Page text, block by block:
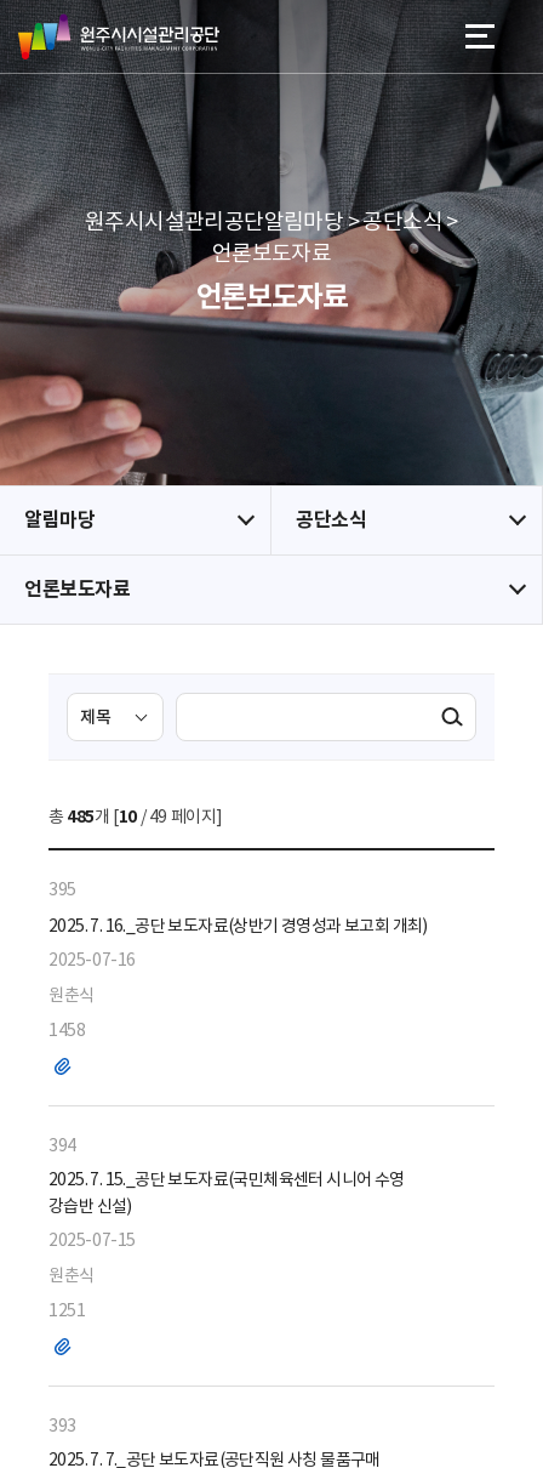
스
킵
네
비
게
이
션
본문 바로가기
메뉴 바로가기
원
주
시
시
설
관
리
공
단
원주시시설관리공단알림마당 > 공단소식 >
언론보도자료
언론보도자료
알림마당 공단소식
언론보도자료
검
색
선
택
색
검색실행
총 485개 [10 / 49 페이지]
395
2025. 7. 16._공단 보도자료(상반기 경영성과 보고회 개최)
2025-07-16
원춘식
1458
파
394
2025. 7. 15._공단 보도자료(국민체육센터 시니어 수영
강습반 신설)
2025-07-15
원춘식
1251
파
393
2025. 7. 7._공단 보도자료(공단직원 사칭 물품구매